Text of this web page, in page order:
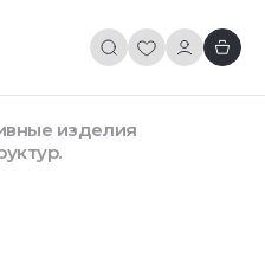
изделия